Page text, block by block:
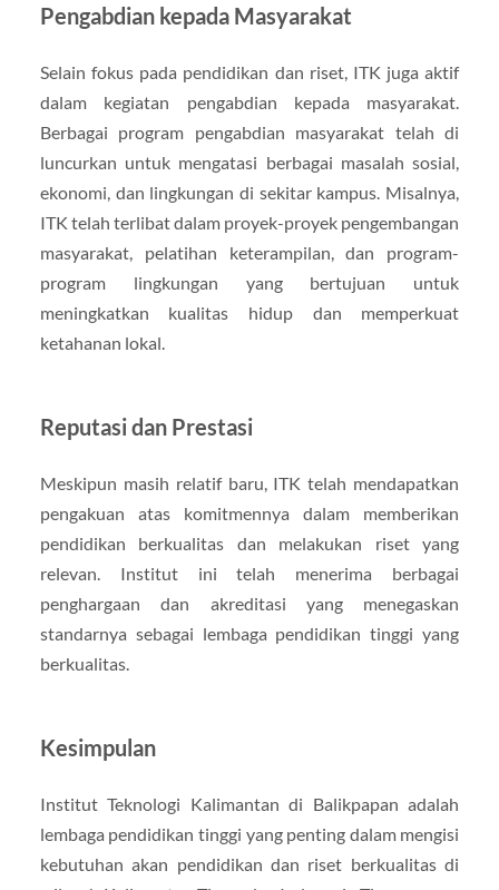
Pengabdian kepada Masyarakat
Selain fokus pada pendidikan dan riset, ITK juga aktif
dalam kegiatan pengabdian kepada masyarakat.
Berbagai program pengabdian masyarakat telah di
luncurkan untuk mengatasi berbagai masalah sosial,
ekonomi, dan lingkungan di sekitar kampus. Misalnya,
ITK telah terlibat dalam proyek-proyek pengembangan
masyarakat, pelatihan keterampilan, dan program-
program lingkungan yang bertujuan untuk
meningkatkan kualitas hidup dan memperkuat
ketahanan lokal.
Reputasi dan Prestasi
Meskipun masih relatif baru, ITK telah mendapatkan
pengakuan atas komitmennya dalam memberikan
pendidikan berkualitas dan melakukan riset yang
relevan. Institut ini telah menerima berbagai
penghargaan dan akreditasi yang menegaskan
standarnya sebagai lembaga pendidikan tinggi yang
berkualitas.
Kesimpulan
Institut Teknologi Kalimantan di Balikpapan adalah
lembaga pendidikan tinggi yang penting dalam mengisi
kebutuhan akan pendidikan dan riset berkualitas di